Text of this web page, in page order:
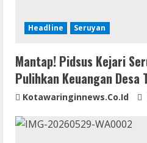
Headline Seruyan
Mantap! Pidsus Kejari
Pulihkan Keuangan Desa
Kotawaringinnews.co.id